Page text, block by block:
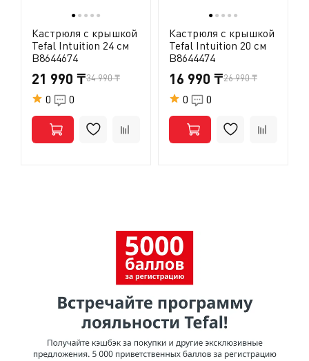
● ● ● ● ●
Кастрюля с крышкой
Tefal Intuition 24 см
B8644674
21 990 ₸34 990 ₸
0 0
● ● ● ● ●
Кастрюля с крышкой
Tefal Intuition 20 см
B8644474
16 990 ₸26 990 ₸
0 0